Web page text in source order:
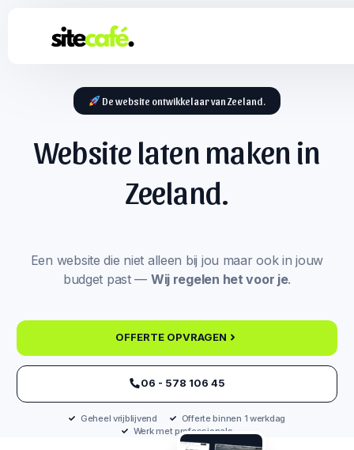
De website ontwikkelaar van Zeeland.
Website laten maken in
Zeeland.
Een website die niet alleen bij jou maar ook in jouw
budget past — Wij regelen het voor je.
OFFERTE OPVRAGEN
‪06 - 578 106 45‬
Geheel vrijblijvend
Offerte binnen 1 werkdag
Werk met professionals